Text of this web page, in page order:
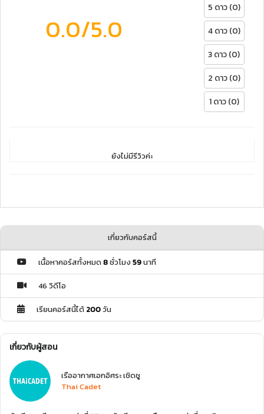
0.0/5.0
5 ดาว (0)
4 ดาว (0)
3 ดาว (0)
2 ดาว (0)
1 ดาว (0)
ยังไม่มีรีวิวค่ะ
เกี่ยวกับคอร์สนี้
เนื้อหาคอร์สทั้งหมด8ชั่วโมง 59นาที
46 วิดีโอ
เรียนคอร์สนี้ได้ 200วัน
เกี่ยวกับผู้สอน
เรืออากาศเอกอิศระ เชิดชู
Thai Cadet